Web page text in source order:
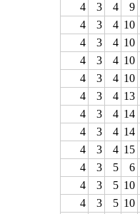
4
3 4 9
4
3 4 10
4
3 4 10
4
3 4 10
4
3 4 10
4
3 4 13
4
3 4 14
4
3 4 14
4
3 4 15
4
3 5 6
4
3 5 10
4
3 5 10